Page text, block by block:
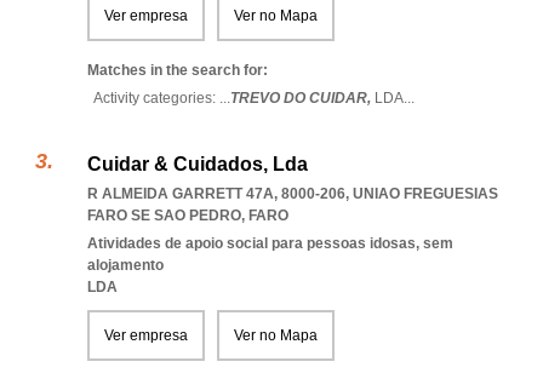
Ver empresa Ver no Mapa
Matches in the search for:
Activity categories: ...TREVO DO CUIDAR, LDA...
Cuidar & Cuidados, Lda
R ALMEIDA GARRETT 47A, 8000-206, UNIAO FREGUESIAS
FARO SE SAO PEDRO, FARO
Atividades de apoio social para pessoas idosas, sem
alojamento
LDA
Ver empresa Ver no Mapa